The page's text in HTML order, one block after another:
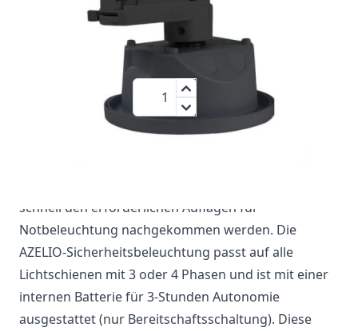
89,19 €
Menge
Diese Schienennotbeleuchtung hat den Vorteil, dass
schnell den erforderlichen Auflagen für
Notbeleuchtung nachgekommen werden. Die
AZELIO-Sicherheitsbeleuchtung passt auf alle
Lichtschienen mit 3 oder 4 Phasen und ist mit einer
internen Batterie für 3-Stunden Autonomie
ausgestattet (nur Bereitschaftsschaltung). Diese